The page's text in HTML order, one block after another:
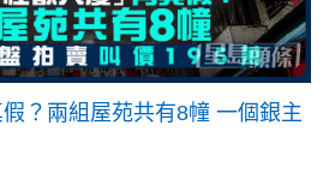
？兩組屋苑共有8幢 一個銀主